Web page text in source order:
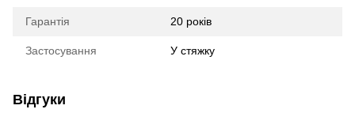
Гарантія 20 років
Застосування У стяжку
Відгуки